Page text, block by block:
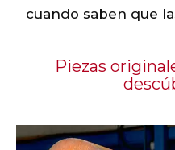
cuando saben que
Piezas